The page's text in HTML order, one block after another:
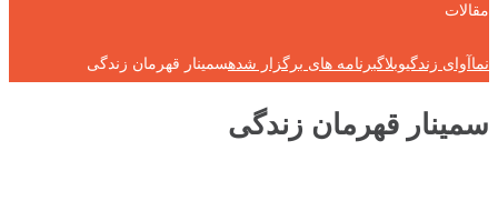
مقالات
نماآوای زندگیوبلاگبرنامه های برگزار شدهسمینار قهرمان زندگی
سمینار قهرمان زندگی